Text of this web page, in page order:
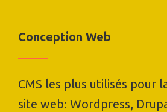
Conception Web
CMS les plus utilisés pour
site web: Wordpress,